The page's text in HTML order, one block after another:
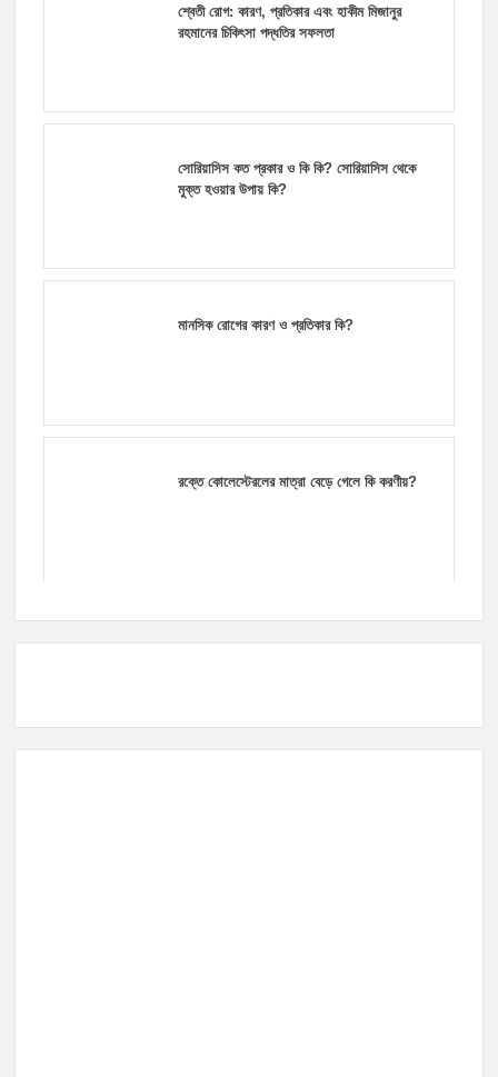
শ্বেতী রোগ: কারণ, প্রতিকার এবং হাকীম মিজানুর
রহমানের চিকিৎসা পদ্ধতির সফলতা
সোরিয়াসিস কত প্রকার ও কি কি? সোরিয়াসিস থেকে
মুক্ত হওয়ার উপায় কি?
মানসিক রোগের কারণ ও প্রতিকার কি?
রক্তে কোলেস্টেরলের মাত্রা বেড়ে গেলে কি করণীয়?